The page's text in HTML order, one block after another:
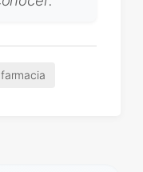
farmacia